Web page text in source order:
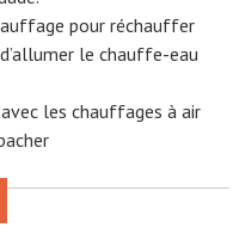
pour réchauffer
le chauffe-eau
les chauffages à air